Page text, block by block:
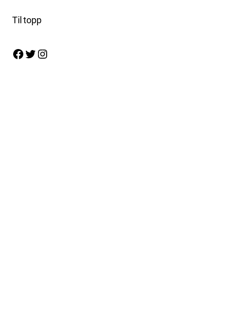
Til topp
Facebook Twitter Instagram